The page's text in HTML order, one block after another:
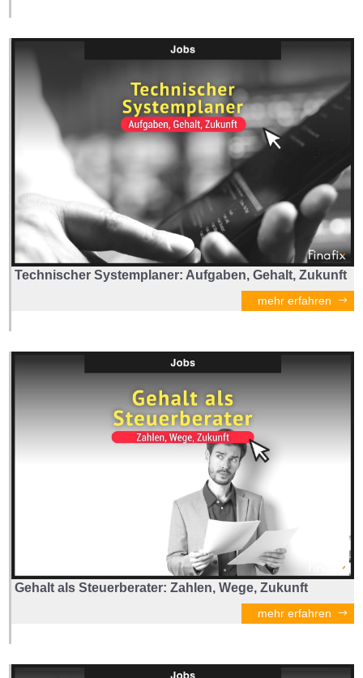
Technischer Systemplaner: Aufgaben, Gehalt, Zukunft
mehr erfahren
Gehalt als Steuerberater: Zahlen, Wege, Zukunft
mehr erfahren